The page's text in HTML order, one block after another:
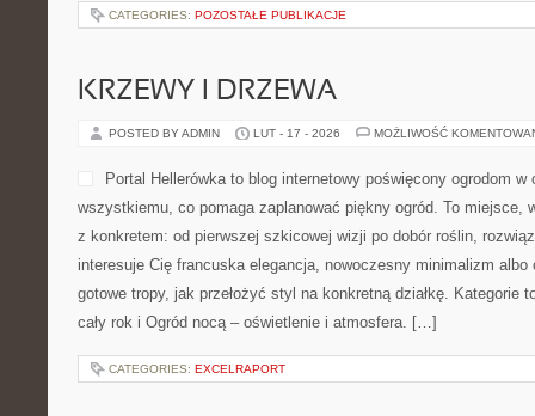
CATEGORIES: POZOSTAŁE PUBLIKACJE
KRZEWY I DRZEWA
POSTED BY ADMIN LUT - 17 - 2026 MOŻLIWOŚĆ
Portal Hellerówka to blog internetowy poświęcony ogrodom
wszystkiemu, co pomaga zaplanować piękny ogród. To miejsce,
z konkretem: od pierwszej szkicowej wizji po dobór roślin,
interesuje Cię francuska elegancja, nowoczesny minimalizm albo
gotowe tropy, jak przełożyć styl na konkretną działkę. Kategorie
cały rok i Ogród nocą – oświetlenie i atmosfera. […]
CATEGORIES: EXCELRAPORT